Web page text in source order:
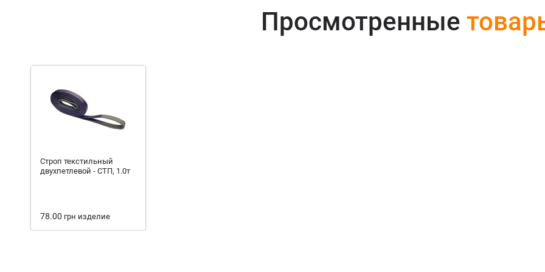
Просмотренные
Строп текстильный
двухпетлевой - СТП, 1.0т
78.00 грн изделие